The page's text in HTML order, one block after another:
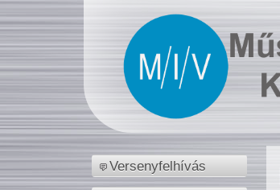
Versenyfelhívás